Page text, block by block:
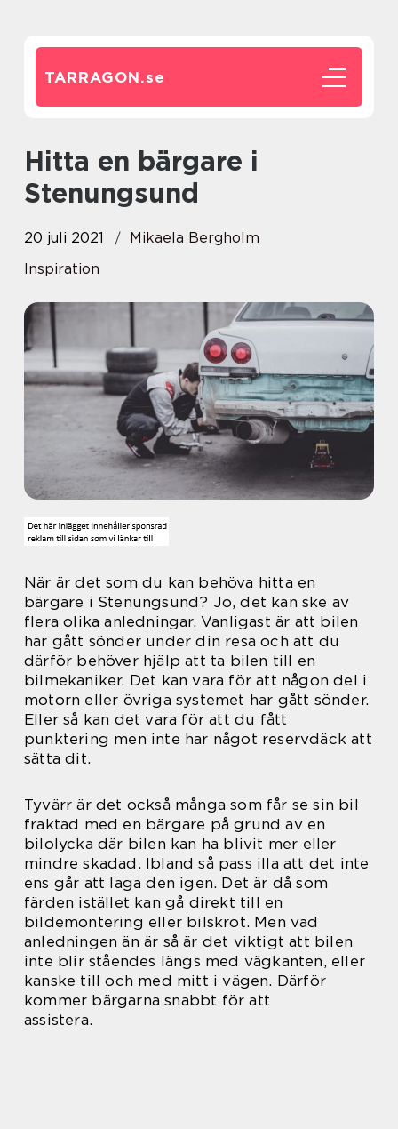
TARRAGON.se
Hitta en bärgare i
Stenungsund
20 juli 2021
Mikaela Bergholm
Inspiration
När är det som du kan behöva hitta en
bärgare i Stenungsund? Jo, det kan ske av
flera olika anledningar. Vanligast är att bilen
har gått sönder under din resa och att du
därför behöver hjälp att ta bilen till en
bilmekaniker. Det kan vara för att någon del i
motorn eller övriga systemet har gått sönder.
Eller så kan det vara för att du fått
punktering men inte har något reservdäck att
sätta dit.
Tyvärr är det också många som får se sin bil
fraktad med en bärgare på grund av en
bilolycka där bilen kan ha blivit mer eller
mindre skadad. Ibland så pass illa att det inte
ens går att laga den igen. Det är då som
färden istället kan gå direkt till en
bildemontering eller bilskrot. Men vad
anledningen än är så är det viktigt att bilen
inte blir ståendes längs med vägkanten, eller
kanske till och med mitt i vägen. Därför
kommer bärgarna snabbt för att
assistera.